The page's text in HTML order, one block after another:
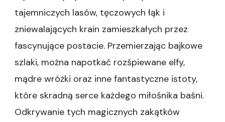
tajemniczych lasów, tęczowych łąk i
zniewalających krain zamieszkałych przez
fascynujące postacie. Przemierzając bajkowe
szlaki, można napotkać rozśpiewane elfy,
mądre wróżki oraz inne fantastyczne istoty,
które skradną serce każdego miłośnika baśni.
Odkrywanie tych magicznych zakątków